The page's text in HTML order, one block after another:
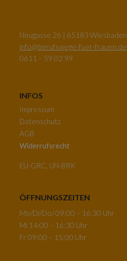
Neugasse 26 | 65183 Wiesbaden
info@berufswege-fuer-frauen.de
0611 – 59 02 99
INFOS
Impressum
Datenschutz
AGB
Widerrufsrecht
EU-GRC, UN-BRK
ÖFFNUNGSZEITEN
Mo/Di/Do/ 09:00 – 16:30 Uhr
Mi 14:00 – 16:30 Uhr
Fr 09:00 – 15:00 Uhr